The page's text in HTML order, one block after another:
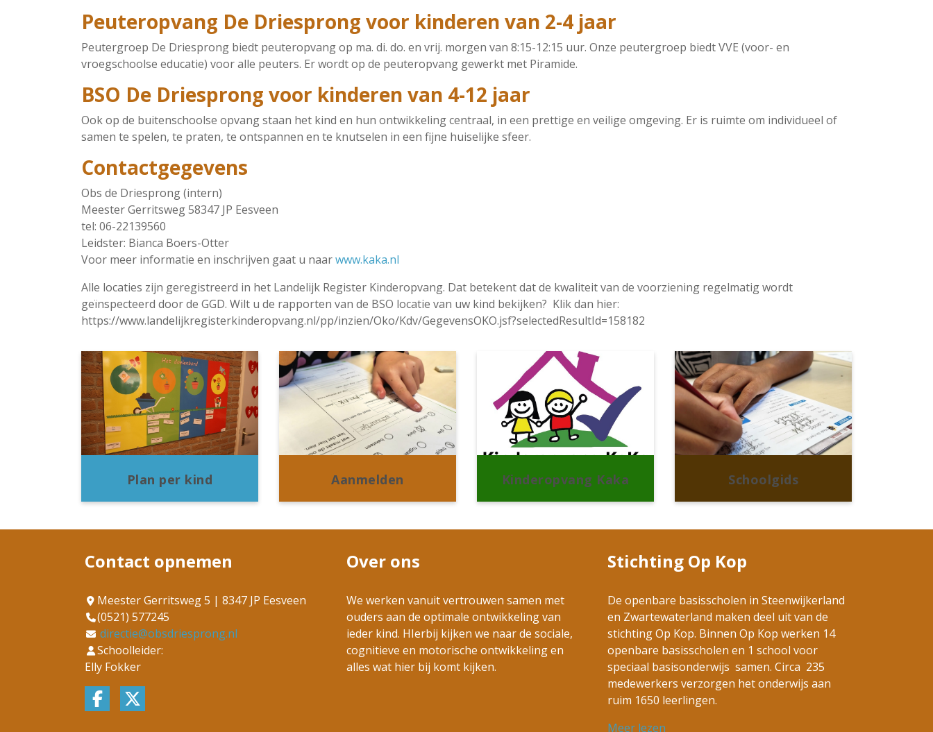
Peuteropvang De Driesprong voor kinderen van 2-4 jaar
Peutergroep De Driesprong biedt peuteropvang op ma. di. do. en vrij. morgen van 8:15-12:15 uur. Onze peutergroep biedt VVE (voor- en
vroegschoolse educatie) voor alle peuters. Er wordt op de peuteropvang gewerkt met Piramide.
BSO De Driesprong voor kinderen van 4-12 jaar
Ook op de buitenschoolse opvang staan het kind en hun ontwikkeling centraal, in een prettige en veilige omgeving. Er is ruimte om individueel of
samen te spelen, te praten, te ontspannen en te knutselen in een fijne huiselijke sfeer.
Contactgegevens
Obs de Driesprong (intern)
Meester Gerritsweg 58347 JP Eesveen
tel: 06-22139560
Leidster: Bianca Boers-Otter
Voor meer informatie en inschrijven gaat u naarwww.kaka.nl
Alle locaties zijn geregistreerd in het Landelijk Register Kinderopvang. Dat betekent dat de kwaliteit van de voorziening regelmatig wordt
geïnspecteerd door de GGD. Wilt u de rapporten van de BSO locatie van uw kind bekijken? Klik dan hier:
https://www.landelijkregisterkinderopvang.nl/pp/inzien/Oko/Kdv/GegevensOKO.jsf?selectedResultId=158182
Plan per kind Aanmelden Kinderopvang Kaka Schoolgids
Contact opnemen
Meester Gerritsweg 5 | 8347 JP Eesveen
(0521) 577245
directie@obsdriesprong.nl
Schoolleider:
Elly Fokker
Over ons
We werken vanuit vertrouwen samen met
ouders aan de optimale ontwikkeling van
ieder kind. HIerbij kijken we naar de sociale,
cognitieve en motorische ontwikkeling en
alles wat hier bij komt kijken.
Stichting Op Kop
De openbare basisscholen in Steenwijkerland
en Zwartewaterland maken deel uit van de
stichting Op Kop. Binnen Op Kop werken 14
openbare basisscholen en 1 school voor
speciaal basisonderwijs samen. Circa 235
medewerkers verzorgen het onderwijs aan
ruim 1650 leerlingen.
Meer lezen